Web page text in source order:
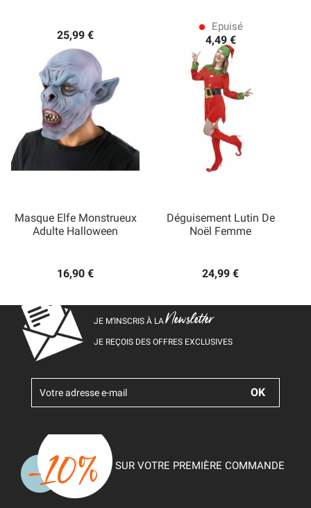
25,99 €
lens Epuisé
4,49 €
Masque Elfe Monstrueux
Adulte Halloween
16,90 €
Déguisement Lutin De
Noël Femme
24,99 €
JE M’INSCRIS À LANewsletter
JE REÇOIS DES OFFRES EXCLUSIVES
SUR VOTRE PREMIÈRE COMMANDE